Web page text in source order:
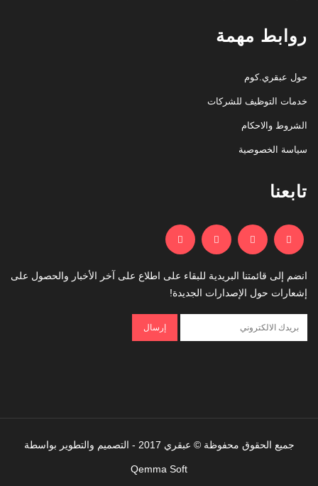
روابط مهمة
حول عبقري.كوم
خدمات التوظيف للشركات
الشروط والاحكام
سياسة الخصوصية
تابعنا
انضم إلى قائمتنا البريدية للبقاء على اطلاع على آخر الأخبار والحصول على
إشعارات حول الإصدارات الجديدة!
جميع الحقوق محفوظة © عبقري 2017 - التصميم والتطوير بواسطة
Qemma Soft